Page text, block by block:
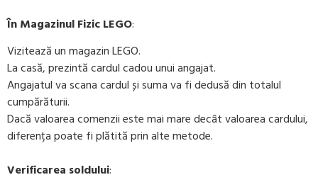
În Magazinul Fizic LEGO:
Vizitează un magazin LEGO.
La casă, prezintă cardul cadou unui angajat.
Angajatul va scana cardul și suma va fi dedusă din totalul
cumpărăturii.
Dacă valoarea comenzii este mai mare decât valoarea cardului,
diferența poate fi plătită prin alte metode.
Verificarea soldului: